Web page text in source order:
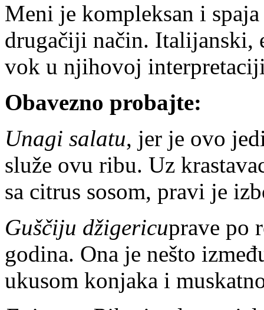
Meni je kompleksan i
drugačiji način. Italijanski,
vok u njihovoj
Obavezno probajte:
Unagi salatu, jer je ovo
služe ovu ribu. Uz
sa citrus sosom, pravi je
Guščiju džigericuprave po
godina. Ona je nešto
ukusom konjaka i